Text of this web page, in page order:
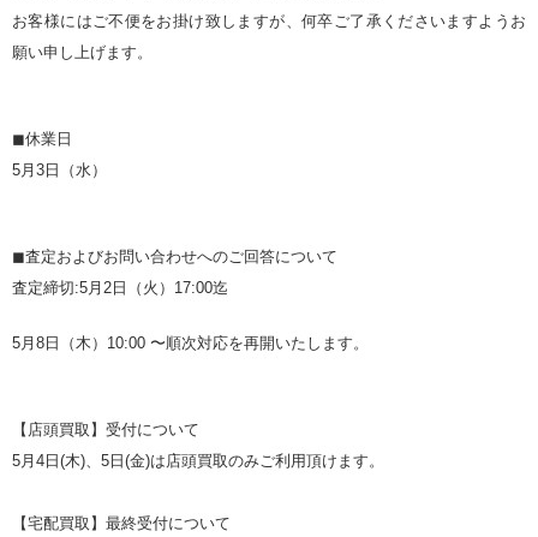
お客様にはご不便をお掛け致しますが、何卒ご了承くださいますようお
願い申し上げます。
◼︎休業日
5月3日（水）
◼︎査定およびお問い合わせへのご回答について
査定締切:5月2日（火）17:00迄
5月8日（木）10:00 〜順次対応を再開いたします。
【店頭買取】受付について
5月4日(木)、5日(金)は店頭買取のみご利用頂けます。
【宅配買取】最終受付について